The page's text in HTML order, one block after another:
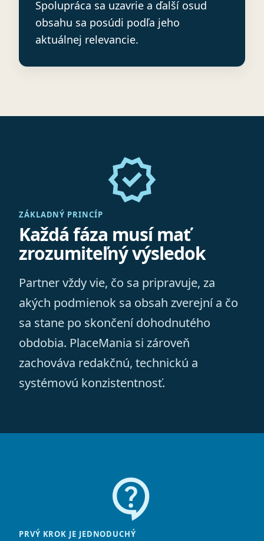
Spolupráca sa uzavrie a ďalší osud
obsahu sa posúdi podľa jeho
aktuálnej relevancie.
verified
ZÁKLADNÝ PRINCÍP
Každá fáza musí mať
zrozumiteľný výsledok
Partner vždy vie, čo sa pripravuje, za
akých podmienok sa obsah zverejní a čo
sa stane po skončení dohodnutého
obdobia. PlaceMania si zároveň
zachováva redakčnú, technickú a
systémovú konzistentnosť.
contact_support
PRVÝ KROK JE JEDNODUCHÝ